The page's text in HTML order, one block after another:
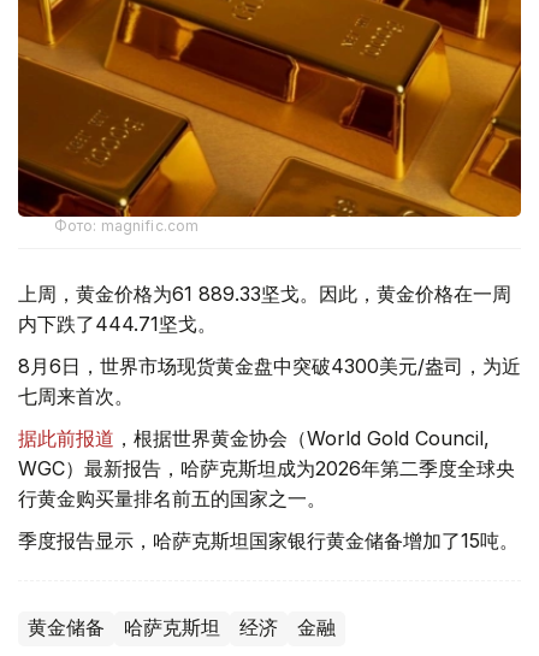
Фото: magnific.com
上周，黄金价格为61 889.33坚戈。因此，黄金价格在一周
内下跌了444.71坚戈。
8月6日，世界市场现货黄金盘中突破4300美元/盎司，为近
七周来首次。
据此前报道 ，根据世界黄金协会（World Gold Council,
WGC）最新报告，哈萨克斯坦成为2026年第二季度全球央
行黄金购买量排名前五的国家之一。
季度报告显示，哈萨克斯坦国家银行黄金储备增加了15吨。
黄金储备 哈萨克斯坦 经济 金融